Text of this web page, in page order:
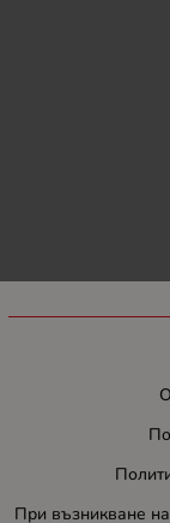
При възникване